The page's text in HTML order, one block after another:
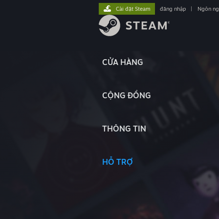
CỬA HÀNG
CỘNG ĐỒNG
THÔNG TIN
HỖ TRỢ
Cài đặt Steam đăng nhập Ngôn